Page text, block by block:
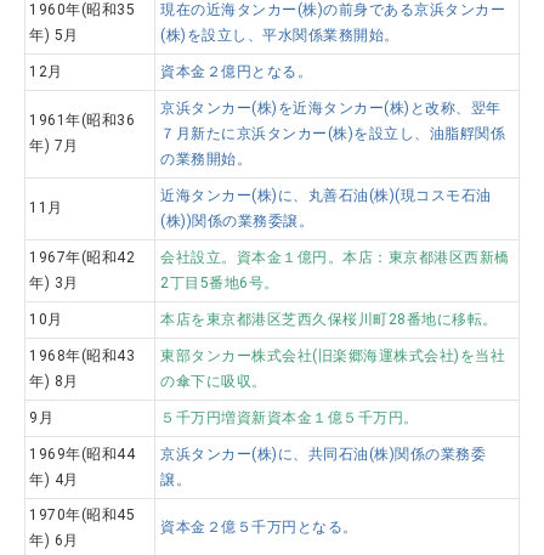
1960年(昭和35
年) 5月
現在の近海タンカー(株)の前身である京浜タンカー
(株)を設立し、平水関係業務開始。
12月 資本金２億円となる。
1961年(昭和36
年) 7月
京浜タンカー(株)を近海タンカー(株)と改称、翌年
７月新たに京浜タンカー(株)を設立し、油脂艀関係
の業務開始。
11月
近海タンカー(株)に、丸善石油(株)(現コスモ石油
(株))関係の業務委譲。
1967年(昭和42
年) 3月
会社設立。資本金１億円。本店：東京都港区西新橋
2丁目5番地6号。
10月 本店を東京都港区芝西久保桜川町28番地に移転。
1968年(昭和43
年) 8月
東部タンカー株式会社(旧楽郷海運株式会社)を当社
の傘下に吸収。
9月 ５千万円増資新資本金１億５千万円。
1969年(昭和44
年) 4月
京浜タンカー(株)に、共同石油(株)関係の業務委
譲。
1970年(昭和45
年) 6月
資本金２億５千万円となる。